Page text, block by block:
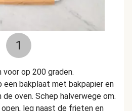
1
voor op 200 graden.
een bakplaat met bakpapier en
de oven. Schep halverwege om.
leg naast de frieten en